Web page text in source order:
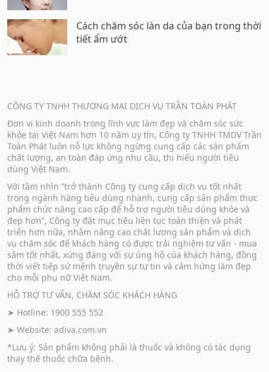
Cách chăm sóc làn da của bạn trong thời
tiết ẩm ướt
CÔNG TY TNHH THƯƠNG MẠI DỊCH VỤ TRẦN TOÀN PHÁT
Đơn vị kinh doanh trong lĩnh vực làm đẹp và chăm sóc sức
khỏe tại Việt Nam hơn 10 năm uy tín, Công ty TNHH TMDV Trần
Toàn Phát luôn nỗ lực không ngừng cung cấp các sản phẩm
chất lượng, an toàn đáp ứng nhu cầu, thị hiếu người tiêu
dùng Việt Nam.
Với tầm nhìn “trở thành Công ty cung cấp dịch vụ tốt nhất
trong ngành hàng tiêu dùng nhanh, cung cấp sản phẩm thực
phẩm chức năng cao cấp để hỗ trợ người tiêu dùng khỏe và
đẹp hơn”, Công ty đặt mục tiêu liên tục toàn thiện và phát
triển hơn nữa, nhằm nâng cao chất lượng sản phẩm và dịch
vụ chăm sóc để khách hàng có được trải nghiệm tư vấn - mua
sắm tốt nhất, xứng đáng với sự ủng hộ của khách hàng, đồng
thời viết tiếp sứ mệnh truyền sự tự tin và cảm hứng làm đẹp
cho mỗi phụ nữ Việt Nam.
HỖ TRỢ TƯ VẤN, CHĂM SÓC KHÁCH HÀNG
➤ Hotline: 1900 555 552
➤ Website: adiva.com.vn
*Lưu ý: Sản phẩm không phải là thuốc và không có tác dụng
thay thế thuốc chữa bệnh.